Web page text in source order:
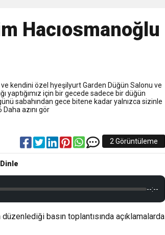
BildirdiHacıosmanoğlu
kendini özel hyeşilyurt Garden Düğün Salonu ve
yaptığımız için bir gecede sadece bir düğün
sabahından gece bitene kadar yalnızca sizinle
azını gör
2 Görüntüleme
Dinle
--:--
basın toplantısında açıklamalarda